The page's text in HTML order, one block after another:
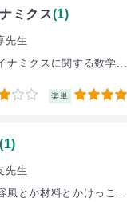
ミクス(1)
先生
ナミクスに関する数学...
楽単 4
(1)
先生
風とか材料とかけっこ...